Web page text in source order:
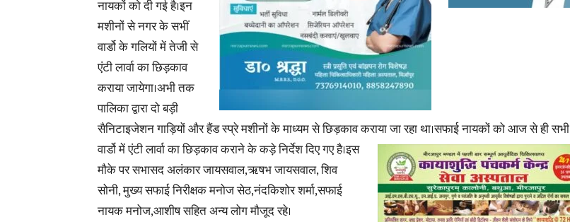
नायकों को दी गई है।इन
मशीनों से नगर के सभीं
वार्डो के गलियों में तेजी से
एंटी लार्वा का छिड़काव
कराया जायेगा।अभी तक
पालिका द्वारा दो बड़ी
सैनिटाइजेशन गाड़ियों और हैंड स्प्रे मशीनों के माध्यम से छिड़काव कराया जा रहा था।सफाई नायकों को आज से ही सभी
वार्डो मेंएंटी लार्वा का छिड़काव कराने के कड़े निर्देश दिए गए है।इस
मौके पर सभासद अलंकार जायसवाल,ऋषभ जायसवाल, शिव
सोनी, मुख्य सफाई निरीक्षक मनोज सेठ,नंदकिशोर शर्मा,सफाई
नायक मनोज,आशीष सहित अन्य लोग मौजूद रहे।